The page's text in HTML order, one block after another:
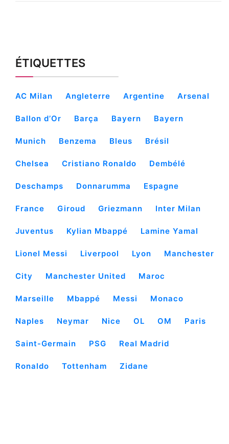
ÉTIQUETTES
AC Milan Angleterre Argentine Arsenal
Ballon d’Or Barça Bayern Bayern
Munich Benzema Bleus Brésil
Chelsea Cristiano Ronaldo Dembélé
Deschamps Donnarumma Espagne
France Giroud Griezmann Inter Milan
Juventus Kylian Mbappé Lamine Yamal
Lionel Messi Liverpool Lyon Manchester
City Manchester United Maroc
Marseille Mbappé Messi Monaco
Naples Neymar Nice OL OM Paris
Saint-Germain PSG Real Madrid
Ronaldo Tottenham Zidane